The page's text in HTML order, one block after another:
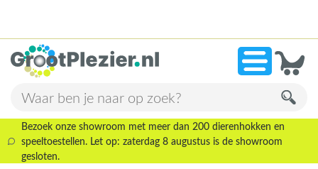
»13.945 beoordelingen!
Bezoek onze showroom met meer dan 200 dierenhokken en
speeltoestellen. Let op: zaterdag 8 augustus is de showroom
gesloten.